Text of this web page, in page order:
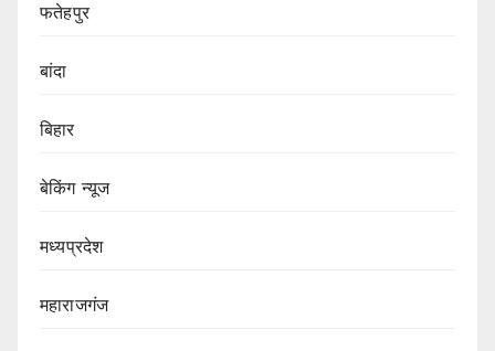
फतेहपुर
बांदा
बिहार
बेकिंग न्यूज
मध्यप्रदेश
महाराजगंज